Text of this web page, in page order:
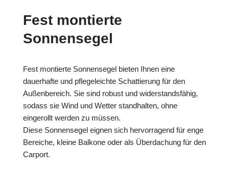
Fest montierte
Sonnensegel
Fest montierte Sonnensegel bieten Ihnen eine
dauerhafte und pflegeleichte Schattierung für den
Außenbereich. Sie sind robust und widerstandsfähig,
sodass sie Wind und Wetter standhalten, ohne
eingerollt werden zu müssen.
Diese Sonnensegel eignen sich hervorragend für enge
Bereiche, kleine Balkone oder als Überdachung für den
Carport.